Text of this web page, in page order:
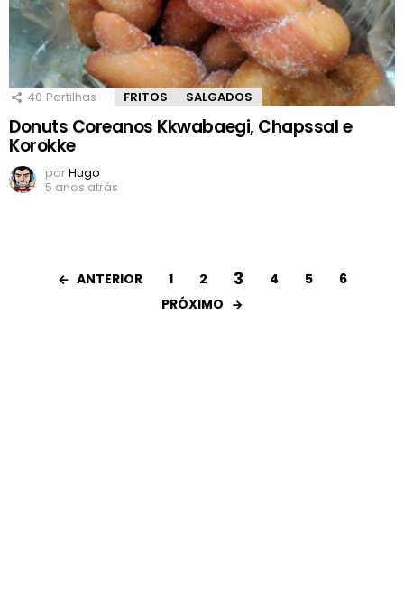
40 Partilhas FRITOS SALGADOS
Donuts Coreanos Kkwabaegi, Chapssal e
Korokke
porHugo
5 anos atrás
ANTERIOR 1 2 3 4 5
6
PRÓXIMO